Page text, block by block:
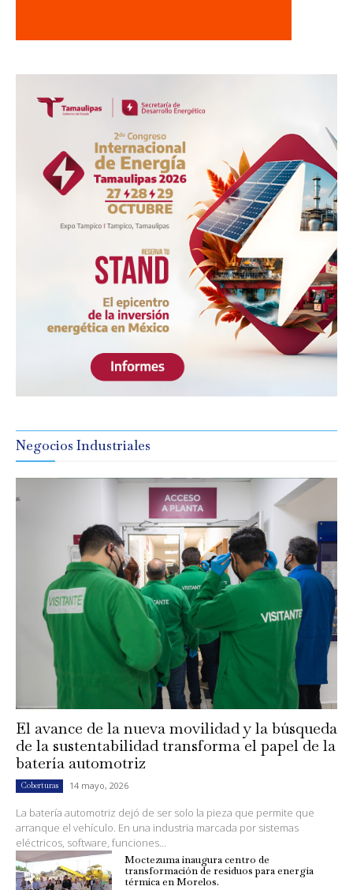
Negocios Industriales
El avance de la nueva movilidad y la búsqueda
de la sustentabilidad transforma el papel de la
batería automotriz
Coberturas 14 mayo, 2026
La batería automotriz dejó de ser solo la pieza que permite que
arranque el vehículo. En una industria marcada por sistemas
eléctricos, software, funciones...
Moctezuma inaugura centro de
transformación de residuos para energía
térmica en Morelos.